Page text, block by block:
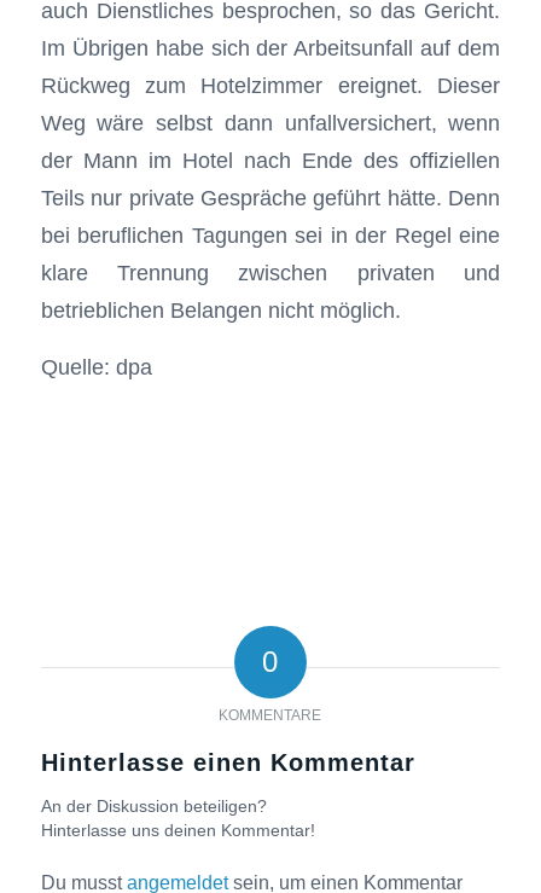
auch Dienstliches besprochen, so das Gericht.
Im Übrigen habe sich der Arbeitsunfall auf dem
Rückweg zum Hotelzimmer ereignet. Dieser
Weg wäre selbst dann unfallversichert, wenn
der Mann im Hotel nach Ende des offiziellen
Teils nur private Gespräche geführt hätte. Denn
bei beruflichen Tagungen sei in der Regel eine
klare Trennung zwischen privaten und
betrieblichen Belangen nicht möglich.
Quelle: dpa
0
KOMMENTARE
Hinterlasse einen Kommentar
An der Diskussion beteiligen?
Hinterlasse uns deinen Kommentar!
Du musstangemeldetsein, um einen Kommentar